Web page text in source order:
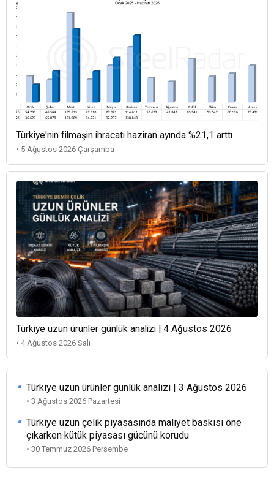
Türkiye'nin filmaşin ihracatı haziran ayında %21,1 arttı
• 5 Ağustos 2026 Çarşamba
Türkiye uzun ürünler günlük analizi | 4 Ağustos 2026
• 4 Ağustos 2026 Salı
Türkiye uzun ürünler günlük analizi | 3 Ağustos 2026
• 3 Ağustos 2026 Pazartesi
Türkiye uzun çelik piyasasında maliyet baskısı öne
çıkarken kütük piyasası gücünü korudu
• 30 Temmuz 2026 Perşembe